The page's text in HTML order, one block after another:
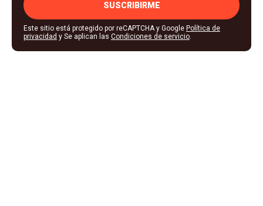
SUSCRIBIRME
Este sitio está protegido por reCAPTCHA y Google Política de
privacidad y Se aplican las Condiciones de servicio.